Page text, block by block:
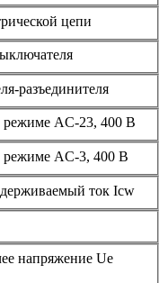
цепи
разъединителя
режиме AC-23, 400 В
режиме AC-3, 400 В
ток Icw
напряжение Ue